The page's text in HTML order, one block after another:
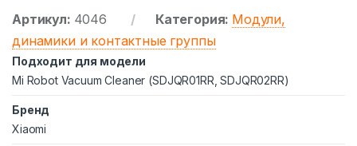
Артикул: 4046 Категория: Модули,
динамики и контактные группы
Подходит для модели
Mi Robot Vacuum Cleaner (SDJQR01RR, SDJQR02RR)
Бренд
Xiaomi